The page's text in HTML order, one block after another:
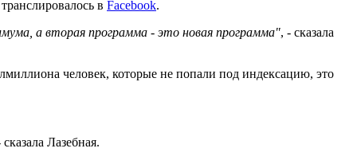
в Facebook.
а вторая программа - это новая программа", - сказала
человек, которые не попали под индексацию, это
сказала Лазебная.